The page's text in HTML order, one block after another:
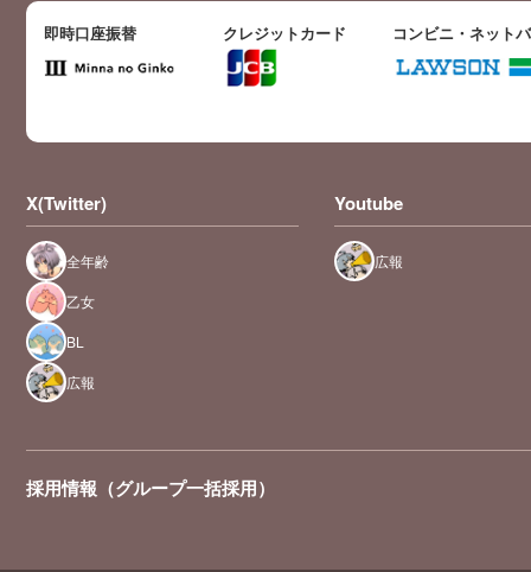
即時口座振替 クレジットカード コンビニ・ネット
X(Twitter)
全年齢
乙女
BL
広報
Youtube
広報
採用情報（グループ一括採用）